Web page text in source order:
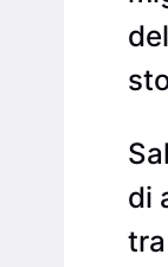
di